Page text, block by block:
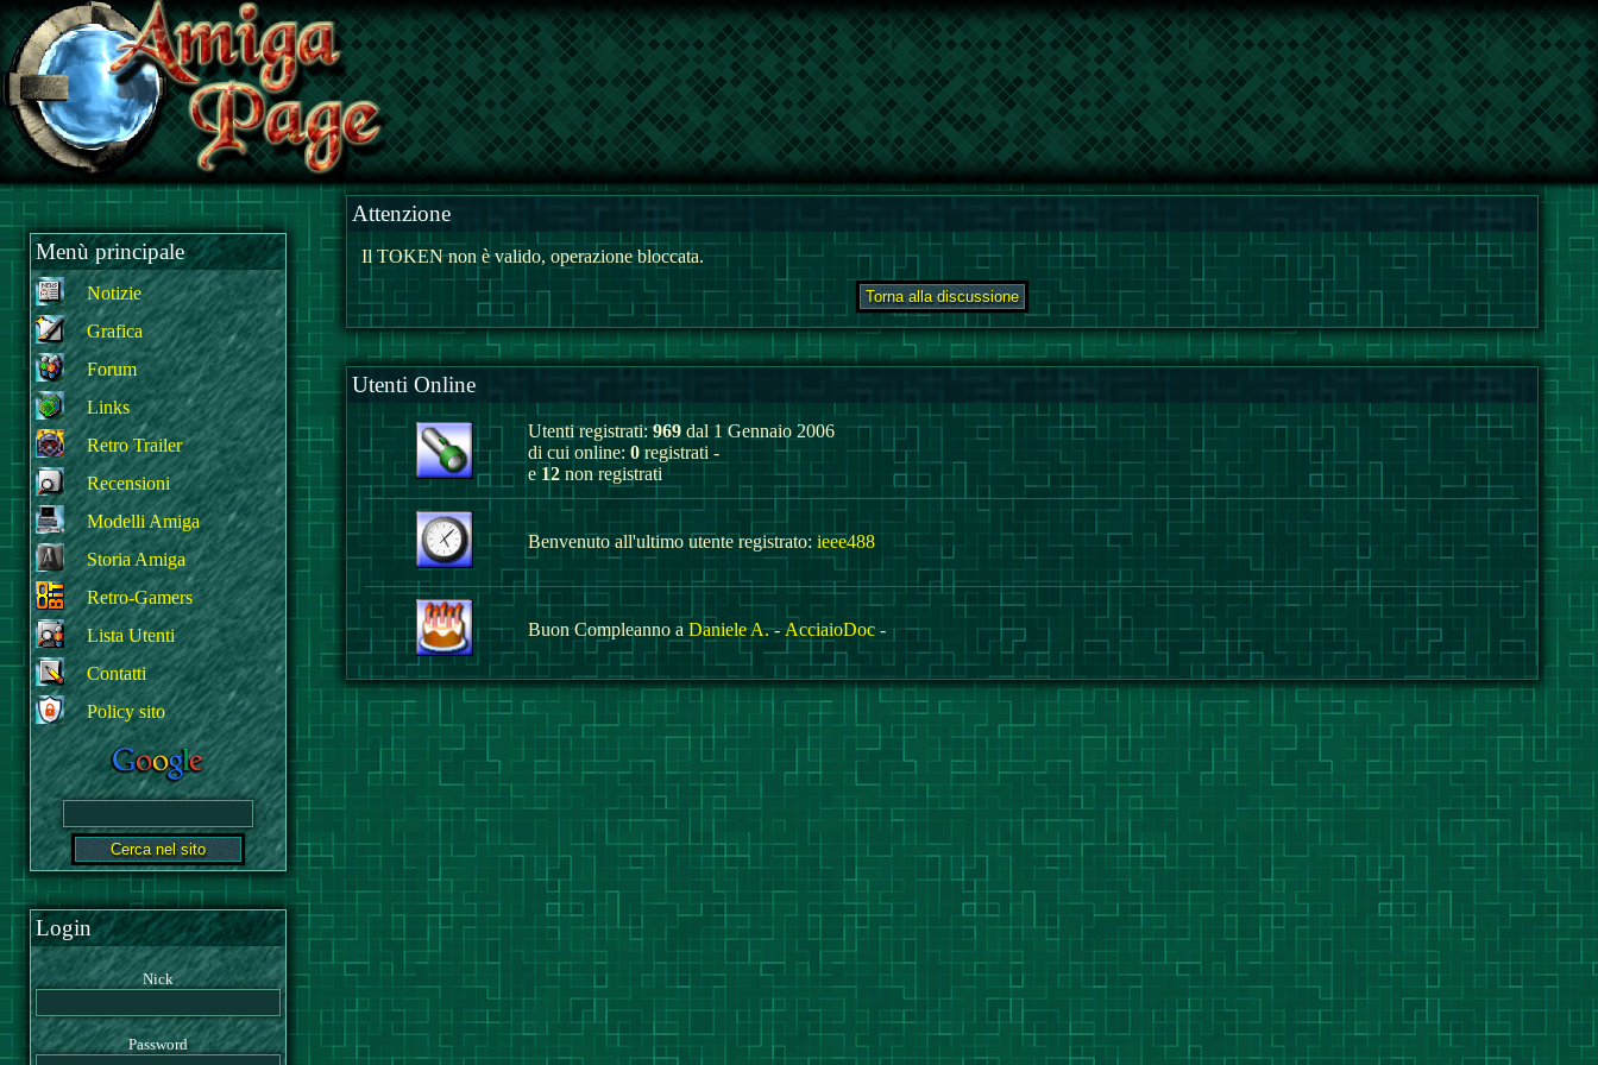
Menù principale
Notizie
Grafica
Forum
Links
Retro Trailer
Recensioni
Modelli Amiga
Storia Amiga
Retro-Gamers
Lista Utenti
Contatti
Policy sito
Login
Nick
Password
Attenzione
Il TOKEN non è valido, operazione bloccata.
Utenti Online
Utenti registrati:969 dal 1 Gennaio 2006
di cui online: 0registrati -
e 12 non registrati
Benvenuto all'ultimo utente registrato: ieee488
Buon Compleanno a Daniele A.-AcciaioDoc -